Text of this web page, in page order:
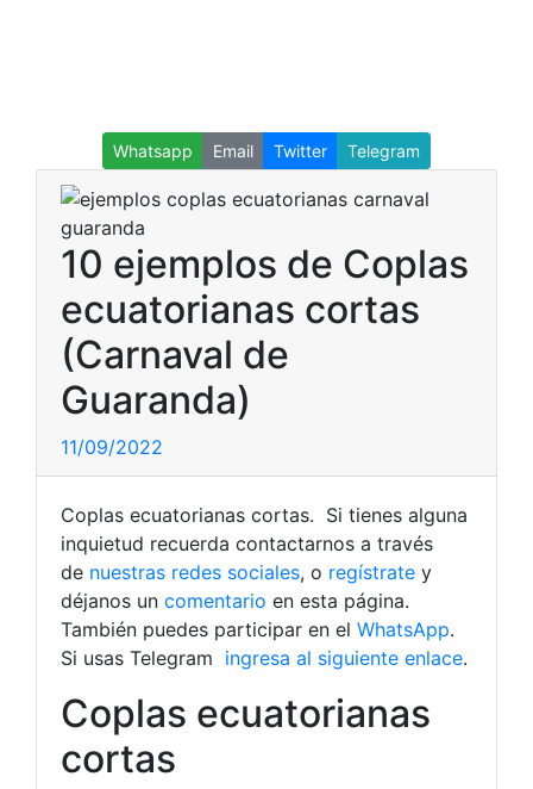
Whatsapp Email Twitter Telegram
10 ejemplos de Coplas
ecuatorianas cortas
(Carnaval de
Guaranda)
11/09/2022
Coplas ecuatorianas cortas. Si tienes alguna
inquietud recuerda contactarnos a través
de nuestras redes sociales, o regístrate y
déjanos un comentario en esta página.
También puedes participar en el WhatsApp.
Si usas Telegram ingresa al siguiente enlace.
Coplas ecuatorianas
cortas